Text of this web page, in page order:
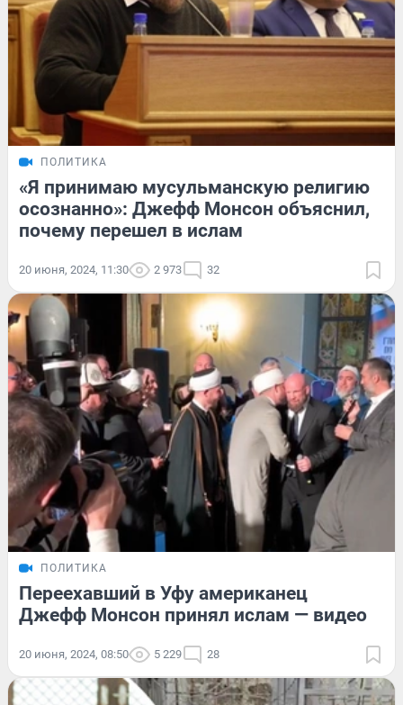
ПОЛИТИКА
«Я принимаю мусульманскую религию
осознанно»: Джефф Монсон объяснил,
почему перешел в ислам
20 июня, 2024, 11:30 2 973 32
ПОЛИТИКА
Переехавший в Уфу американец
Джефф Монсон принял ислам — видео
20 июня, 2024, 08:50 5 229 28